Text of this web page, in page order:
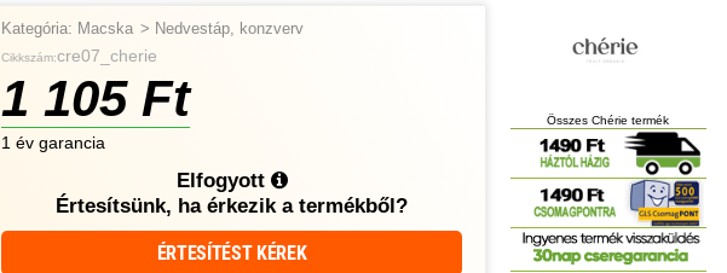
Kategória: Macska > Nedvestáp, konzverv
Cikkszám:cre07_cherie
1 105 Ft
1 év garancia
Elfogyott
Értesítsünk, ha érkezik a termékből?
ÉRTESÍTÉST KÉREK
Összes Chérie termék